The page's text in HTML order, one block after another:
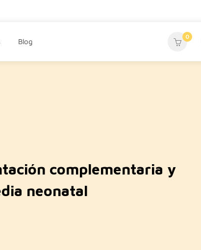
Blog
0
complementaria y
neonatal